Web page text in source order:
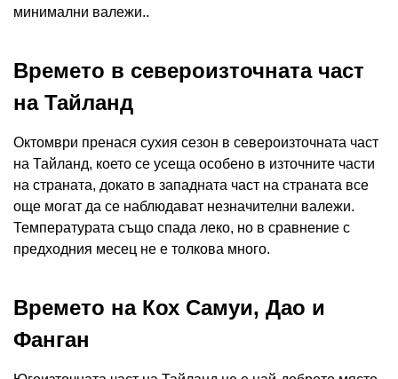
минимални валежи..
Времето в североизточната част
на Тайланд
Октомври пренася сухия сезон в североизточната част
на Тайланд, което се усеща особено в източните части
на страната, докато в западната част на страната все
още могат да се наблюдават незначителни валежи.
Температурата също спада леко, но в сравнение с
предходния месец не е толкова много.
Времето на Кох Самуи, Дао и
Фанган